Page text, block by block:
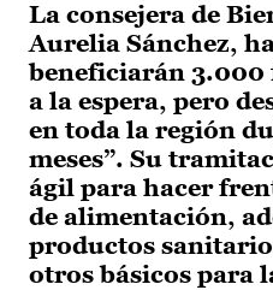
La consejera de
Aurelia Sánchez,
beneficiarán 3.000
a la espera, pero
en toda la región
meses”. Su
ágil para hacer
de alimentación,
productos
otros básicos para